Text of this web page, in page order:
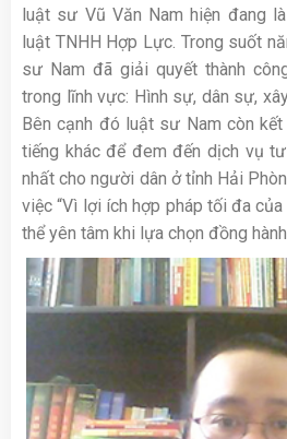
luật sư Vũ Văn Nam hiện đang
luật TNHH Hợp Lực. Trong suốt
sư Nam đã giải quyết thành
trong lĩnh vực: Hình sự, dân sự,
Bên cạnh đó luật sư Nam còn
tiếng khác để đem đến dịch vụ
nhất cho người dân ở tỉnh Hải
việc “Vì lợi ích hợp pháp tối đa của
thể yên tâm khi lựa chọn đồng